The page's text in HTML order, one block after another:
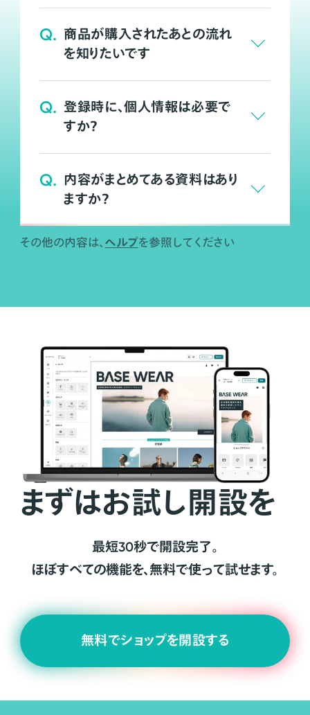
Q. 商品が購入されたあとの流れ
を知りたいです
Q. 登録時に、個人情報は必要で
すか？
Q. 内容がまとめてある資料はあり
ますか？
その他の内容は、 ヘルプを参照してください
まずはお試し開設を
最短30秒で開設完了。
ほぼすべての機能を、無料で使って試せます。
無料でショップを開設する